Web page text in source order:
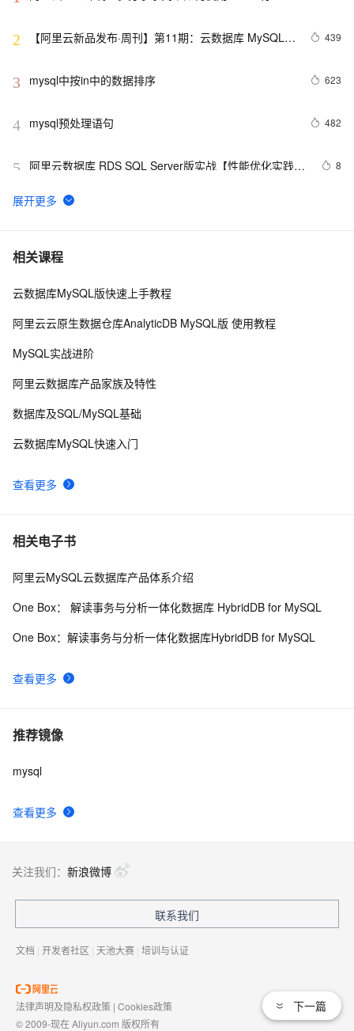
2
【阿里云新品发布·周刊】第11期：云数据库 MySQL
439
3 mysql中按in中的数据排序 623
4 mysql预处理语句 482
5
阿里云数据库 RDS SQL Server版实战【性能优化实践、
8
6 MySQL插入时间戳字段的值
7 MySQL怎么卸载干净
8 MySQL调优
10mysql 主从复制实现原理
相关课程
查看更多
云数据库MySQL版快速上手教程
阿里云云原生数据仓库AnalyticDB MySQL版 使用教程
MySQL实战进阶
阿里云数据库产品家族及特性
数据库及SQL/MySQL基础
云数据库MySQL快速入门
相关电子书
查看更多
阿里云MySQL云数据库产品体系介绍
One Box： 解读事务与分析一体化数据库 HybridDB for MySQL
One Box：解读事务与分析一体化数据库HybridDB for MySQL
推荐镜像
查看更多
mysql
下一篇
关注我们： 新浪微博
联系我们
文档 | 开发者社区 | 天池大赛 | 培训与认证
法律声明及隐私权政策 | Cookies政策
© 2009-现在 Aliyun.com 版权所有